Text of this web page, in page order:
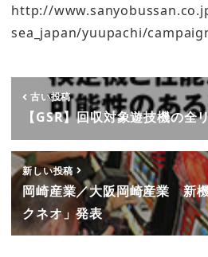
http://
sea_japan/yuupachi/
古い投稿
【GSR】回収対象遊技機の全
新しい投稿
岡崎産業／大阪岡崎産業 新
クネオ」発表